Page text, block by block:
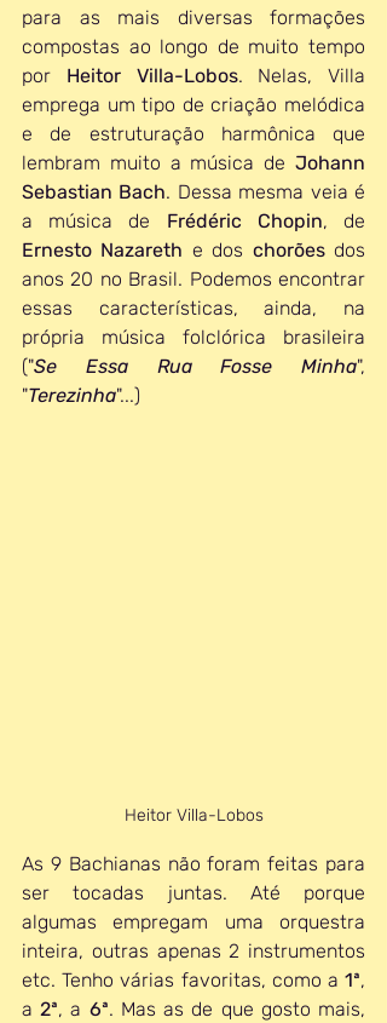
para as mais diversas formações
compostas ao longo de muito tempo
por Heitor Villa-Lobos. Nelas, Villa
emprega um tipo de criação melódica
e de estruturação harmônica que
lembram muito a música de Johann
Sebastian Bach. Dessa mesma veia é
a música de Frédéric Chopin
Ernesto Nazareth e dos chorões dos
anos 20 no Brasil. Podemos encontrar
essas características, ainda, na
própria música folclórica brasileira
("Se Essa Rua Fosse Minha",
"Terezinha"...)
Heitor Villa-Lobos
As 9 Bachianas não foram feitas para
ser tocadas juntas. Até porque
algumas empregam uma orquestra
inteira, outras apenas 2 instrumentos
etc. Tenho várias favoritas, como a 1ª,
a 2ª, a 6ª. Mas as de que gosto mais,